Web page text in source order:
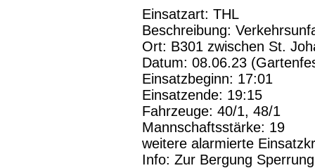
Einsatzart: THL
Beschreibung:
Ort: B301 zwischen St.
Datum: 08.06.23
Einsatzbeginn: 17:01
Einsatzende: 19:15
Fahrzeuge: 40/1, 48/1
Mannschaftsstärke: 19
weitere alarmierte
Info: Zur Bergung